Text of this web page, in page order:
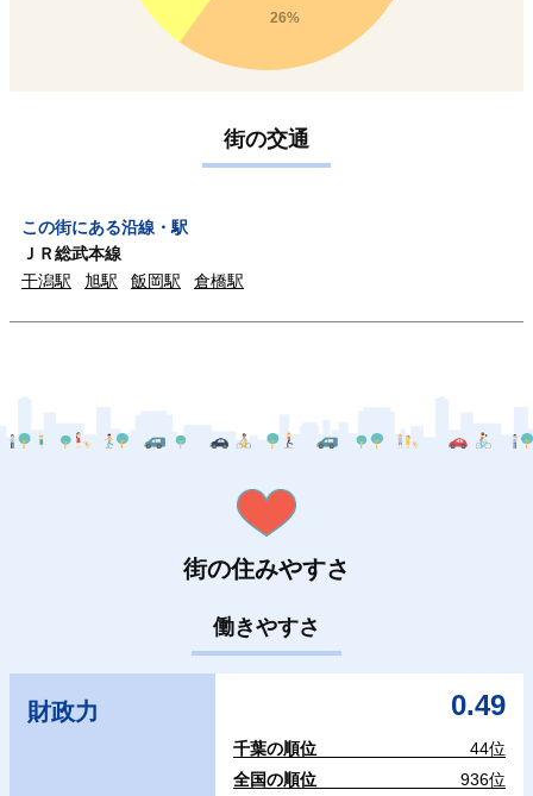
26%
街の交通
この街にある沿線・駅
ＪＲ総武本線
干潟駅
旭駅 飯岡駅 倉橋駅
街の住みやすさ
働きやすさ
財政力 0.49
千葉の順位
44位
全国の順位
936位